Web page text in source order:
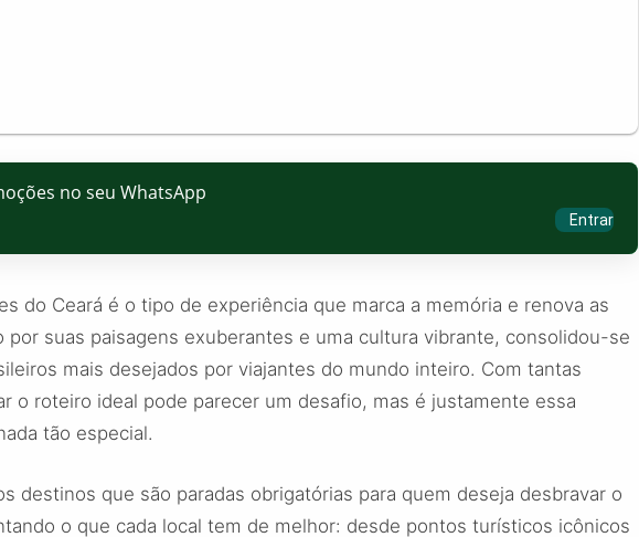
no seu WhatsApp
Entrar
do Ceará é o tipo de experiência que marca a memória e renova as
por suas paisagens exuberantes e uma cultura vibrante, consolidou-se
mais desejados por viajantes do mundo inteiro. Com tantas
o roteiro ideal pode parecer um desafio, mas é justamente essa
tão especial.
destinos que são paradas obrigatórias para quem deseja desbravar o
o que cada local tem de melhor: desde pontos turísticos icônicos